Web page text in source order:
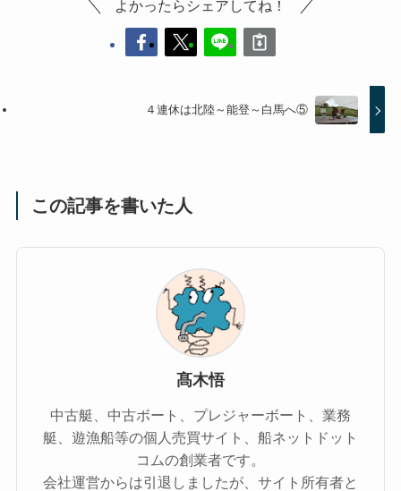
よかったらシェアしてね！
４連休は北陸～能登～白馬へ⑤
この記事を書いた人
髙木悟
中古艇、中古ボート、プレジャーボート、業務
艇、遊漁船等の個人売買サイト、船ネットドット
コムの創業者です。
会社運営からは引退しましたが、サイト所有者と